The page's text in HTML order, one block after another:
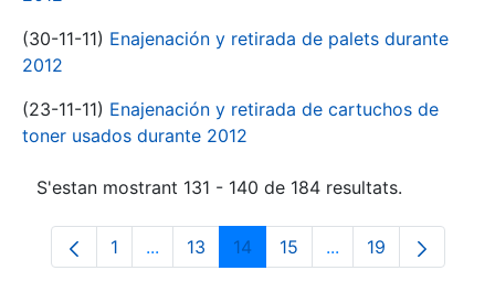
(30-11-11) Enajenación y retirada de palets durante
2012
(23-11-11) Enajenación y retirada de cartuchos de
toner usados durante 2012
S'estan mostrant 131 - 140 de 184 resultats.
Pàgina
1 ...Pàgines intermèdies Utilitzeu TAB per
Pàgina
13 Pàgina
14 Pàgina
15 ...PàginesPàgina
19